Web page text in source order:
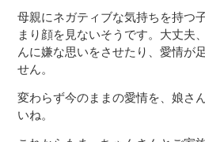
母親にネガティブな気持ちを持つ
まり顔を見ないそうです。大丈夫
んに嫌な思いをさせたり、愛情が
せん。
変わらず今のままの愛情を、娘さ
いね。